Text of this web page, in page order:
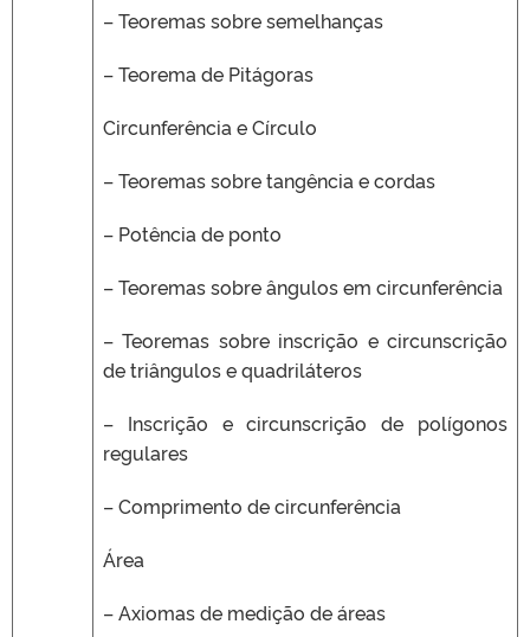
– Teoremas sobre semelhanças
– Teorema de Pitágoras
Circunferência e Círculo
– Teoremas sobre tangência e cordas
– Potência de ponto
– Teoremas sobre ângulos em circunferência
– Teoremas sobre inscrição e circunscrição
de triângulos e quadriláteros
– Inscrição e circunscrição de polígonos
regulares
– Comprimento de circunferência
Área
– Axiomas de medição de áreas